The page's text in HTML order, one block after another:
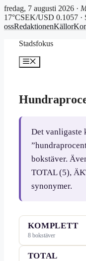
fredag, 7 augusti 2026 ·
17°CSEK/USD 0.1057
ossRedaktionenKällor
Stadsfokus
Meny
Det vanligaste
bokstäver.
TOTAL (5),
synonymer.
KOMPLETT
8 bokstäver
TOTAL